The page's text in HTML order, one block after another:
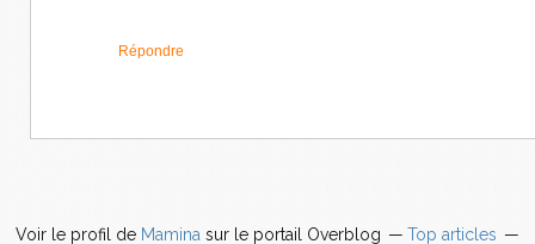
Répondre
Voir le profil de Mamina sur le portail Overblog
Top articles